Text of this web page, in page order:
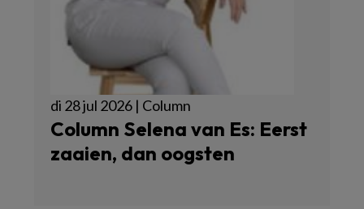
di 28 jul 2026 | Column
Column Selena van Es: Eerst
zaaien, dan oogsten